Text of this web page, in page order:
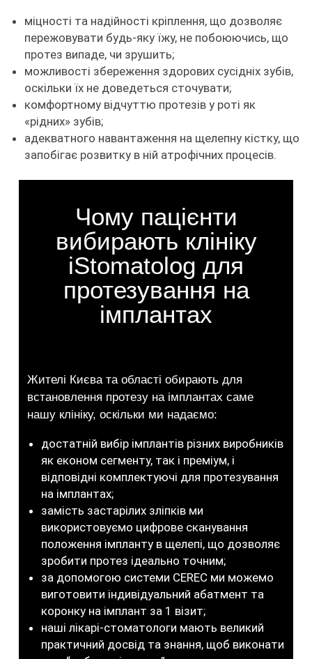
міцності та надійності кріплення, що дозволяє
пережовувати будь-яку їжу, не побоюючись, що
протез випаде, чи зрушить;
можливості збереження здорових сусідніх зубів,
оскільки їх не доведеться сточувати;
комфортному відчуттю протезів у роті як
«рідних» зубів;
адекватного навантаження на щелепну кістку, що
запобігає розвитку в ній атрофічних процесів.
Чому пацієнти
вибирають клініку
iStomatolog для
протезування на
імплантах
Жителі Києва та області обирають для
встановлення протезу на імплантах саме
нашу клініку, оскільки ми надаємо:
достатній вибір імплантів різних виробників
як економ сегменту, так і преміум, і
відповідні комплектуючі для протезування
на імплантах;
замість застарілих зліпків ми
використовуємо цифрове сканування
положення імпланту в щелепі, що дозволяє
зробити протез ідеально точним;
за допомогою системи CEREC ми можемо
виготовити індивідуальний абатмент та
коронку на імплант за 1 візит;
наші лікарі-стоматологи мають великий
практичний досвід та знання, щоб виконати